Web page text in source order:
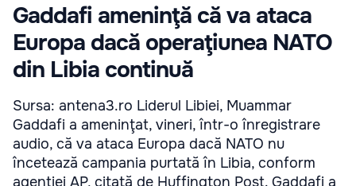
Gaddafi ameninţă că va ataca
Europa dacă operaţiunea NATO
din Libia continuă
Sursa: antena3.ro Liderul Libiei, Muammar
Gaddafi a ameninţat, vineri, într-o înregistrare
audio, că va ataca Europa dacă NATO nu
încetează campania purtată în Libia, conform
agenţiei AP, citată de Huffington Post. Gaddafi a